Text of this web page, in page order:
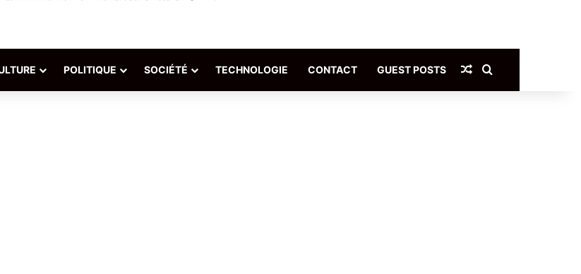
POLITIQUE SOCIÉTÉ TECHNOLOGIE CONTACT GUEST POSTS Article Aléatoire